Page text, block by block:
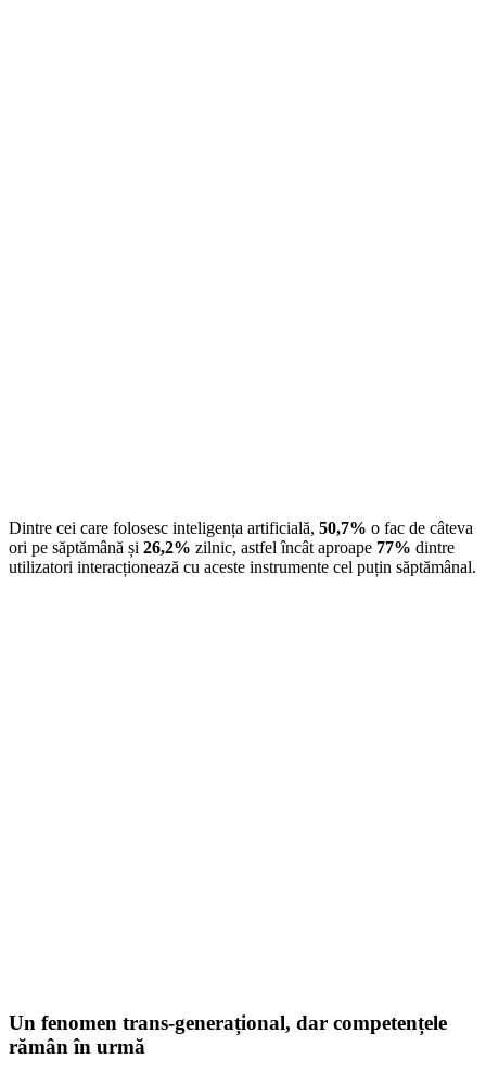
Dintre cei care folosesc inteligența artificială, 50,7% o fac de câteva
ori pe săptămână și 26,2% zilnic, astfel încât aproape 77% dintre
utilizatori interacționează cu aceste instrumente cel puțin săptămânal.
Un fenomen trans-generațional, dar competențele
rămân în urmă